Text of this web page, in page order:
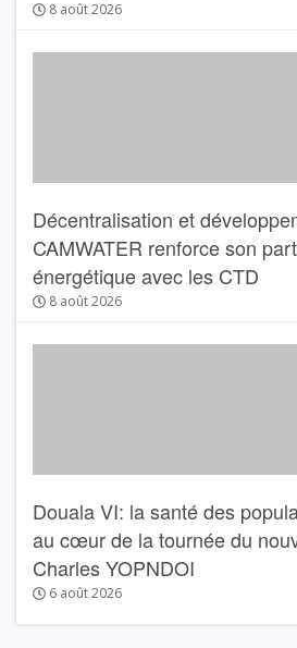
8 août 2026
Décentralisation et
CAMWATER renforce son
énergétique avec les CTD
8 août 2026
Douala VI: la santé des
au cœur de la tournée du
Charles YOPNDOI
6 août 2026